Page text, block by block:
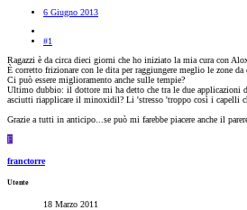
6 Giugno 2013
#1
Ragazzi è da circa dieci giorni che ho iniziato la mia cura con
È corretto frizionare con le dita per raggiungere meglio le zone da
Ci può essere miglioramento anche sulle tempie?
Ultimo dubbio: il dottore mi ha detto che tra le due applicazioni
asciutti riapplicare il minoxidil? Li 'stresso 'troppo così i capelli
Grazie a tutti in anticipo...se può mi farebbe piacere anche il
F
franctorre
Utente
18 Marzo 2011